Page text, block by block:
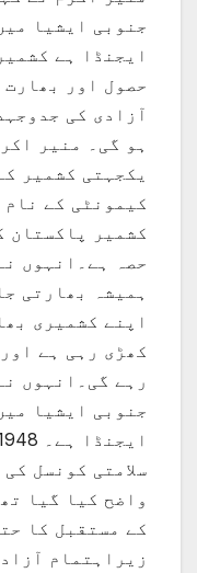
جنوبی ایشیا
ایجنڈا ہے
حصول اور
آزادی کی
ہو گی۔ منیر
یکجہتی کشمیر
کیمونٹی کے
کشمیر پاکستان
حصہ ہے۔انہوں
ہمیشہ بھارتی
اپنے کشمیری
کھڑی رہی ہے
رہے گی۔انہوں
جنوبی ایشیا
سلامتی کونسل
واضح کیا گیا
کے مستقبل کا
زیراہتمام